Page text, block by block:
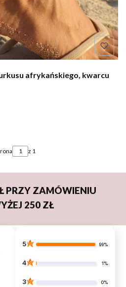
afrykańskiego, kwarcu
z 1
PRZY ZAMÓWIENIU
250 ZŁ
5 99%
4 1%
3 0%